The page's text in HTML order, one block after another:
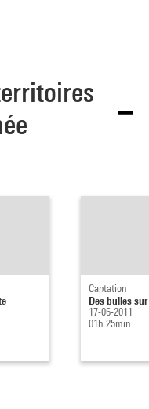
Captation
Des bulles
17-06-2011
01h 25min